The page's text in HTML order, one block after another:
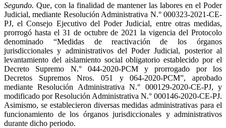
Segundo. Que, con la finalidad de mantener las labores en el Poder
Judicial, mediante Resolución Administrativa N.° 000323-2021-CE-
PJ, el Consejo Ejecutivo del Poder Judicial, entre otras medidas,
prorrogó hasta el 31 de octubre de 2021 la vigencia del Protocolo
denominado “Medidas de reactivación de los órganos
jurisdiccionales y administrativos del Poder Judicial, posterior al
levantamiento del aislamiento social obligatorio establecido por el
Decreto Supremo N.° 044-2020-PCM y prorrogado por los
Decretos Supremos Nros. 051 y 064-2020-PCM”, aprobado
mediante Resolución Administrativa N.° 000129-2020-CE-PJ, y
modificado por Resolución Administrativa N.° 000146-2020-CE-PJ.
Asimismo, se establecieron diversas medidas administrativas para el
funcionamiento de los órganos jurisdiccionales y administrativos
durante dicho periodo.